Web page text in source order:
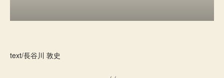
text/長谷川 敦史